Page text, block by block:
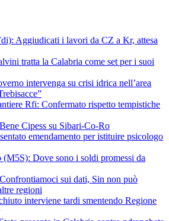
Aggiudicati i lavori da CZ a Kr, attesa
tratta la Calabria come set per i suoi
intervenga su crisi idrica nell’area
Rfi: Confermato rispetto tempistiche
Cipess su Sibari-Co-Ro
emendamento per istituire psicologo
Dove sono i soldi promessi da
sui dati, Sin non può
regioni
interviene tardi smentendo Regione